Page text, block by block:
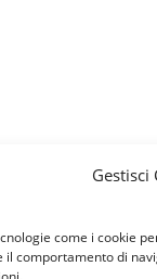
Gestisci
come i cookie
comportamento di